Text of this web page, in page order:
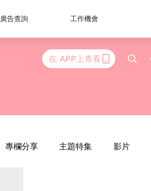
廣告查詢 工作機會
在 APP上查看
專欄分享 主題特集 影片